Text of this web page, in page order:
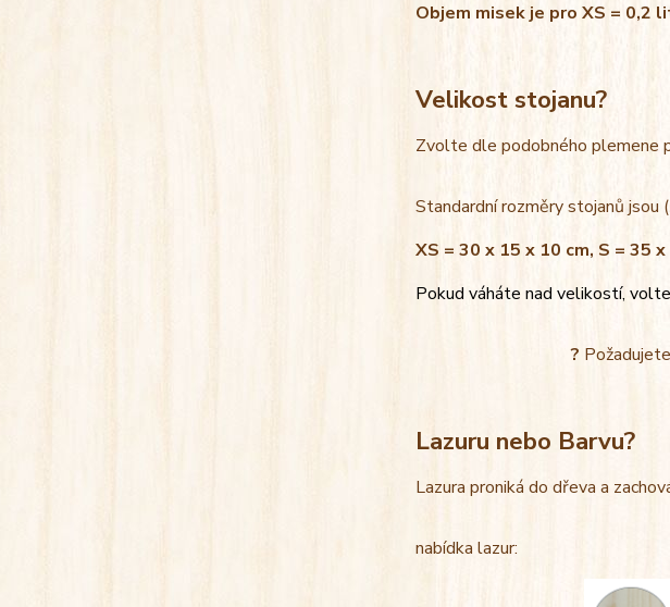
Objem misek je pro XS = 0,2
Velikost stojanu?
Zvolte dle podobného plemene
Standardní rozměry stojanů jsou
XS = 30 x 15 x 10 cm, S = 35
Pokud váháte nad velikostí,
?
Lazuru nebo Barvu?
Lazura proniká do dřeva a
nabídka lazur: